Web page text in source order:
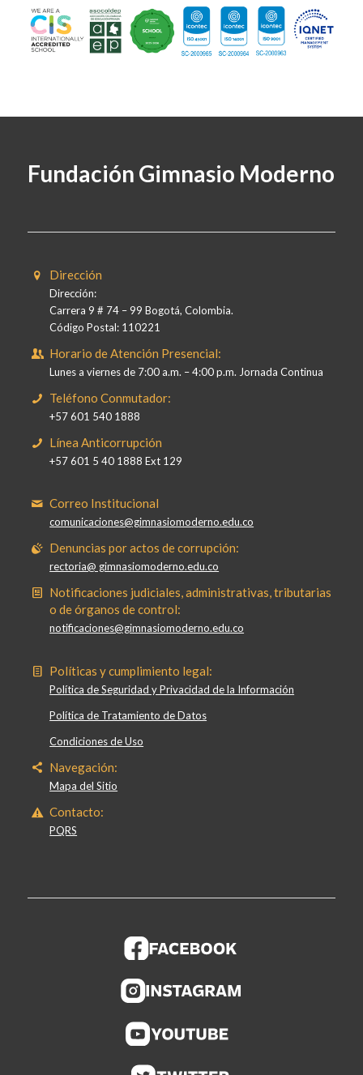
Fundación Gimnasio Moderno
Dirección
Dirección:
Carrera 9 # 74 – 99 Bogotá, Colombia.
Código Postal: 110221
Horario de Atención Presencial:
Lunes a viernes de 7:00 a.m. – 4:00 p.m. Jornada Continua
Teléfono Conmutador:
+57 601 540 1888
Línea Anticorrupción
+57 601 5 40 1888 Ext 129
Correo Institucional
comunicaciones@gimnasiomoderno.edu.co
Denuncias por actos de corrupción:
rectoria@ gimnasiomoderno.edu.co
Notificaciones judiciales, administrativas, tributarias
o de órganos de control:
notificaciones@gimnasiomoderno.edu.co
Políticas y cumplimiento legal:
Política de Seguridad y Privacidad de la Información
Política de Tratamiento de Datos
Condiciones de Uso
Navegación:
Mapa del Sitio
Contacto:
PQRS